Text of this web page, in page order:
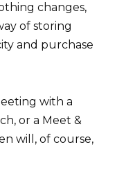
changes,
of storing
and purchase
with a
or a Meet &
will, of course,